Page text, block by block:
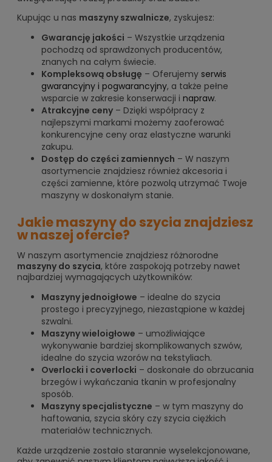
Kupując u nas maszyny szwalnicze, zyskujesz:
Gwarancję jakości – Wszystkie urządzenia
pochodzą od sprawdzonych producentów,
znanych na całym świecie.
Kompleksową obsługę – Oferujemy serwis
gwarancyjny i pogwarancyjny, a także pełne
wsparcie w zakresie konserwacji i napraw.
Atrakcyjne ceny – Dzięki współpracy z
najlepszymi markami możemy zaoferować
konkurencyjne ceny oraz elastyczne warunki
zakupu.
Dostęp do części zamiennych – W naszym
asortymencie znajdziesz również akcesoria i
części zamienne, które pozwolą utrzymać Twoje
maszyny w doskonałym stanie.
Jakie maszyny do szycia znajdziesz
w naszej ofercie?
W naszym asortymencie znajdziesz różnorodne
maszyny do szycia, które zaspokoją potrzeby nawet
najbardziej wymagających użytkowników:
Maszyny jednoigłowe – idealne do szycia
prostego i precyzyjnego, niezastąpione w każdej
szwalni.
Maszyny wieloigłowe – umożliwiające
wykonywanie bardziej skomplikowanych szwów,
idealne do szycia wzorów na tekstyliach.
Overlocki i coverlocki – doskonałe do obrzucania
brzegów i wykańczania tkanin w profesjonalny
sposób.
Maszyny specjalistyczne – w tym maszyny do
haftowania, szycia skóry czy szycia ciężkich
materiałów technicznych.
Każde urządzenie zostało starannie wyselekcjonowane,